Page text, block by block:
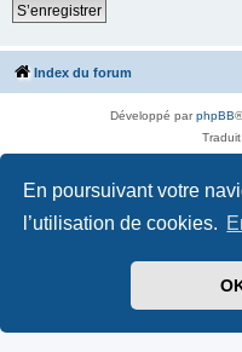
En poursuivant votre
l’utilisation de cookies.
S’enregistrer
Index du forum
Développé parphpBB